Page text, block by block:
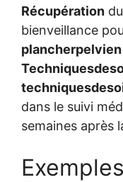
Récupération du
bienveillance
plancherpelvien
dans le suivi
semaines après